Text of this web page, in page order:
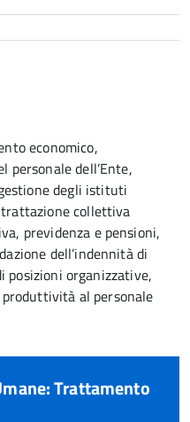
economico,
personale dell’Ente,
degli istituti
collettiva
previdenza e pensioni,
dell’indennità di
organizzative,
al personale
Trattamento